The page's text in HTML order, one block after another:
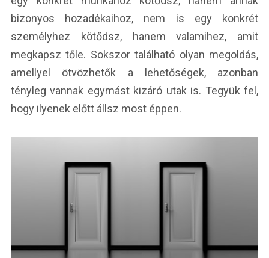
bizonyos hozadékaihoz, nem is egy konkrét
személyhez kötődsz, hanem valamihez, amit
megkapsz tőle. Sokszor található olyan megoldás,
amellyel ötvözhetők a lehetőségek, azonban
tényleg vannak egymást kizáró utak is. Tegyük fel,
hogy ilyenek előtt állsz most éppen.